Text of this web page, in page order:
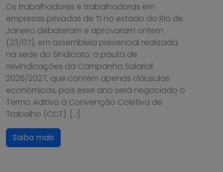
Os trabalhadores e trabalhadoras em
empresas privadas de TI no estado do Rio de
Janeiro debateram e aprovaram ontem
(23/07), em assembleia presencial realizada
na sede do Sindicato, a pauta de
reivindicações da Campanha Salarial
2026/2027, que contém apenas cláusulas
econômicas, pois esse ano será negociado o
Termo Aditivo à Convenção Coletiva de
Trabalho (CCT). […]
Saiba mais